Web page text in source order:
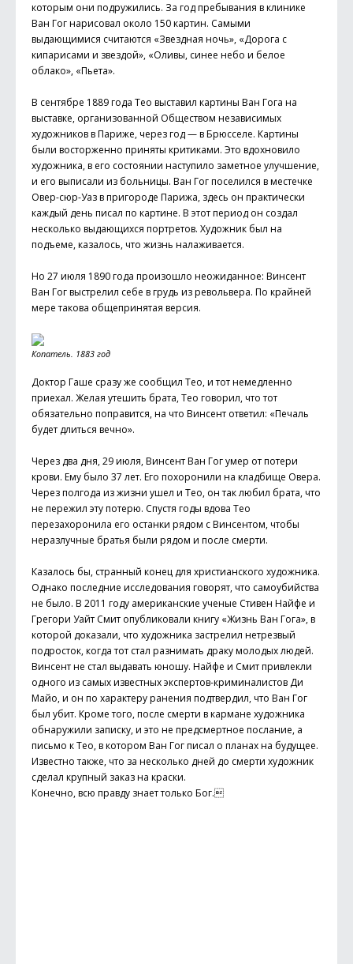
которым они подружились. За год пребывания в клинике
Ван Гог нарисовал около 150 картин. Самыми
выдающимися считаются «Звездная ночь», «Дорога с
кипарисами и звездой», «Оливы, синее небо и белое
облако», «Пьета».
В сентябре 1889 года Тео выставил картины Ван Гога на
выставке, организованной Обществом независимых
художников в Париже, через год — в Брюсселе. Картины
были восторженно приняты критиками. Это вдохновило
художника, в его состоянии наступило заметное улучшение,
и его выписали из больницы. Ван Гог поселился в местечке
Овер-сюр-Уаз в пригороде Парижа, здесь он практически
каждый день писал по картине. В этот период он создал
несколько выдающихся портретов. Художник был на
подъеме, казалось, что жизнь налаживается.
Но 27 июля 1890 года произошло неожиданное: Винсент
Ван Гог выстрелил себе в грудь из револьвера. По крайней
мере такова общепринятая версия.
Копатель. 1883 год
Доктор Гаше сразу же сообщил Тео, и тот немедленно
приехал. Желая утешить брата, Тео говорил, что тот
обязательно поправится, на что Винсент ответил: «Печаль
будет длиться вечно».
Через два дня, 29 июля, Винсент Ван Гог умер от потери
крови. Ему было 37 лет. Его похоронили на кладбище Овера.
Через полгода из жизни ушел и Тео, он так любил брата, что
не пережил эту потерю. Спустя годы вдова Тео
перезахоронила его останки рядом с Винсентом, чтобы
неразлучные братья были рядом и после смерти.
Казалось бы, странный конец для христианского художника.
Однако последние исследования говорят, что самоубийства
не было. В 2011 году американские ученые Стивен Найфе и
Грегори Уайт Смит опубликовали книгу «Жизнь Ван Гога», в
которой доказали, что художника застрелил нетрезвый
подросток, когда тот стал разнимать драку молодых людей.
Винсент не стал выдавать юношу. Найфе и Смит привлекли
одного из самых известных экспертов-криминалистов Ди
Майо, и он по характеру ранения подтвердил, что Ван Гог
был убит. Кроме того, после смерти в кармане художника
обнаружили записку, и это не предсмертное послание, а
письмо к Тео, в котором Ван Гог писал о планах на будущее.
Известно также, что за несколько дней до смерти художник
сделал крупный заказ на краски.
Конечно, всю правду знает только Бог.